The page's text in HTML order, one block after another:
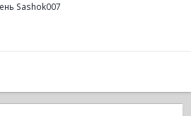
Sashok007